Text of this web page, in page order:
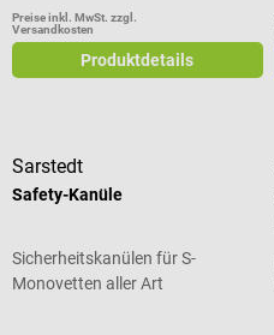
Preise inkl. MwSt. zzgl.
Versandkosten
Produktdetails
Sarstedt
Safety-Kanüle
Sicherheitskanülen für S-
Monovetten aller Art